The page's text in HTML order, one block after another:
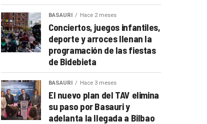
BASAURI Hace 2 meses
Conciertos, juegos infantiles,
deporte y arroces llenan la
programación de las fiestas
de Bidebieta
BASAURI Hace 3 meses
El nuevo plan del TAV elimina
su paso por Basauri y
adelanta la llegada a Bilbao